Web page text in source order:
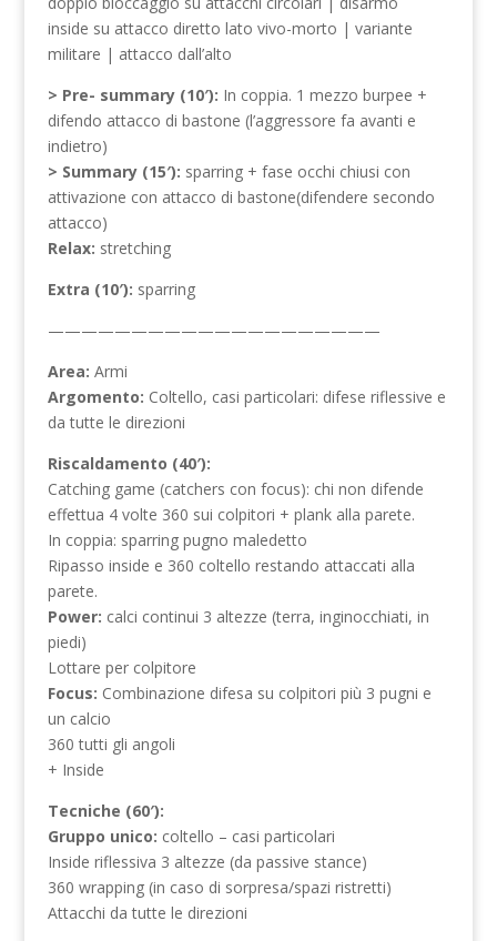
inside su attacco diretto lato vivo-morto | variante
militare | attacco dall’alto
> Pre- summary (10′): In coppia. 1 mezzo burpee +
difendo attacco di bastone (l’aggressore fa avanti e
indietro)
> Summary (15′): sparring + fase occhi chiusi con
attivazione con attacco di bastone(difendere secondo
attacco)
Relax: stretching
Extra (10′): sparring
————————————————————
Area: Armi
Argomento: Coltello, casi particolari: difese riflessive e
da tutte le direzioni
Riscaldamento (40′):
Catching game (catchers con focus): chi non difende
effettua 4 volte 360 sui colpitori + plank alla parete.
In coppia: sparring pugno maledetto
Ripasso inside e 360 coltello restando attaccati alla
parete.
Power: calci continui 3 altezze (terra, inginocchiati, in
piedi)
Lottare per colpitore
Focus: Combinazione difesa su colpitori più 3 pugni e
un calcio
360 tutti gli angoli
+ Inside
Tecniche (60′):
Gruppo unico: coltello – casi particolari
Inside riflessiva 3 altezze (da passive stance)
360 wrapping (in caso di sorpresa/spazi ristretti)
Attacchi da tutte le direzioni